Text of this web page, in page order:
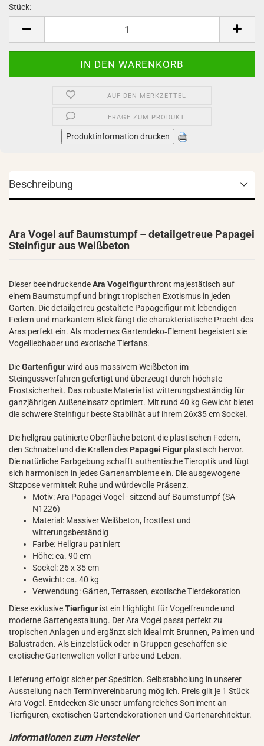
Stück:
AUF DEN MERKZETTEL
FRAGE ZUM PRODUKT
Produktinformation drucken
Beschreibung
Ara Vogel auf Baumstumpf – detailgetreue Papagei
Steinfigur aus Weißbeton
Dieser beeindruckendeAra Vogelfigurthront majestätisch auf
einem Baumstumpf und bringt tropischen Exotismus in jeden
Garten. Die detailgetreu gestaltete Papageifigur mit lebendigen
Federn und markantem Blick fängt die charakteristische Pracht des
Aras perfekt ein. Als modernes Gartendeko‑Element begeistert sie
Vogelliebhaber und exotische Tierfans.
DieGartenfigurwird aus massivem Weißbeton im
Steingussverfahren gefertigt und überzeugt durch höchste
Frostsicherheit. Das robuste Material ist witterungsbeständig für
ganzjährigen Außeneinsatz optimiert. Mit rund 40 kg Gewicht bietet
die schwere Steinfigur beste Stabilität auf ihrem 26x35 cm Sockel.
Die hellgrau patinierte Oberfläche betont die plastischen Federn,
den Schnabel und die Krallen des Papagei Figur plastisch hervor.
Die natürliche Farbgebung schafft authentische Tieroptik und fügt
sich harmonisch in jedes Gartenambiente ein. Die ausgewogene
Sitzpose vermittelt Ruhe und würdevolle Präsenz.
Motiv: Ara Papagei Vogel - sitzend auf Baumstumpf (SA-
N1226)
Material: Massiver Weißbeton, frostfest und
witterungsbeständig
Farbe: Hellgrau patiniert
Höhe: ca. 90 cm
Sockel: 26 x 35 cm
Gewicht: ca. 40 kg
Verwendung: Gärten, Terrassen, exotische Tierdekoration
Diese exklusiveTierfigur ist ein Highlight für Vogelfreunde und
moderne Gartengestaltung. Der Ara Vogel passt perfekt zu
tropischen Anlagen und ergänzt sich ideal mit Brunnen, Palmen und
Balustraden. Als Einzelstück oder in Gruppen geschaffen sie
exotische Gartenwelten voller Farbe und Leben.
Lieferung erfolgt sicher per Spedition. Selbstabholung in unserer
Ausstellung nach Terminvereinbarung möglich. Preis gilt je 1 Stück
Ara Vogel. Entdecken Sie unser umfangreiches Sortiment an
Tierfiguren, exotischen Gartendekorationen und Gartenarchitektur.